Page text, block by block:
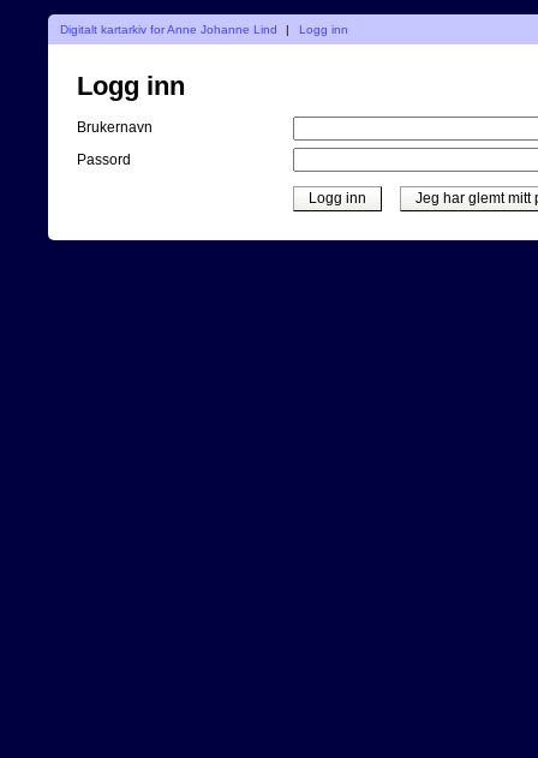
Digitalt kartarkiv for Anne Johanne Lind | Logg inn
Logg inn
Brukernavn
Passord